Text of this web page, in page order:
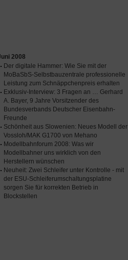
2008
Der digitale Hammer: Wie Sie mit der
MoBaSbS-Selbstbauzentrale professionelle
Leistung zum Schnäppchenpreis erhalten
Exklusiv-Interview: 3 Fragen an … Gerhard
A. Bayer, 9 Jahre Vorsitzender des
Bundesverbands Deutscher Eisenbahn-
Freunde
Schönheit aus Slowenien: Neues Modell der
Vossloh/MAK G1700 von Mehano
Modellbahnforum 2008: Was wir
Modellbahner uns wirklich von den
Herstellern wünschen
Neuheit: Zwei Schleifer unter Kontrolle - mit
der ESU-Schleiferumschaltungsplatine
sorgen Sie für korrekten Betrieb in
Blockstellen